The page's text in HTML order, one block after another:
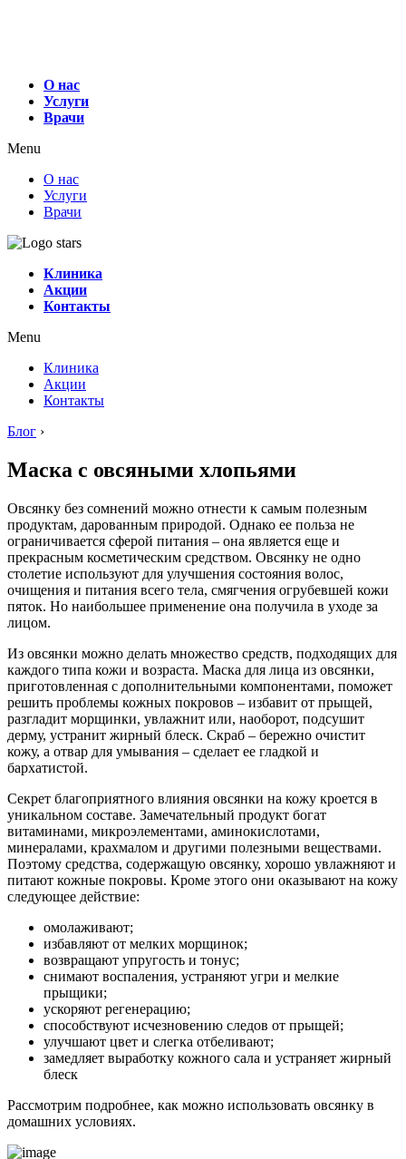
О нас
Услуги
Врачи
Menu
О нас
Услуги
Врачи
Клиника
Акции
Контакты
Menu
Клиника
Акции
Контакты
Блог ›
Маска с овсяными хлопьями
Овсянку без сомнений можно отнести к самым полезным
продуктам, дарованным природой. Однако ее польза не
ограничивается сферой питания – она является еще и
прекрасным косметическим средством. Овсянку не одно
столетие используют для улучшения состояния волос,
очищения и питания всего тела, смягчения огрубевшей кожи
пяток. Но наибольшее применение она получила в уходе за
лицом.
Из овсянки можно делать множество средств, подходящих для
каждого типа кожи и возраста. Маска для лица из овсянки,
приготовленная с дополнительными компонентами, поможет
решить проблемы кожных покровов – избавит от прыщей,
разгладит морщинки, увлажнит или, наоборот, подсушит
дерму, устранит жирный блеск. Скраб – бережно очистит
кожу, а отвар для умывания – сделает ее гладкой и
бархатистой.
Секрет благоприятного влияния овсянки на кожу кроется в
уникальном составе. Замечательный продукт богат
витаминами, микроэлементами, аминокислотами,
минералами, крахмалом и другими полезными веществами.
Поэтому средства, содержащую овсянку, хорошо увлажняют и
питают кожные покровы. Кроме этого они оказывают на кожу
следующее действие:
омолаживают;
избавляют от мелких морщинок;
возвращают упругость и тонус;
снимают воспаления, устраняют угри и мелкие
прыщики;
ускоряют регенерацию;
способствуют исчезновению следов от прыщей;
улучшают цвет и слегка отбеливают;
замедляет выработку кожного сала и устраняет жирный
блеск
Рассмотрим подробнее, как можно использовать овсянку в
домашних условиях.